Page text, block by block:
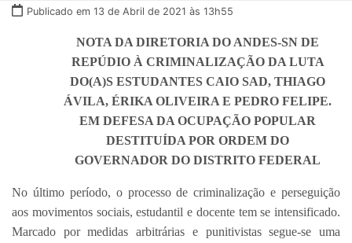
Publicado em 13 de Abril de 2021 às 13h55
NOTA DA DIRETORIA DO ANDES-SN DE
REPÚDIO À CRIMINALIZAÇÃO DA LUTA
DO(A)S ESTUDANTES CAIO SAD, THIAGO
ÁVILA, ÉRIKA OLIVEIRA E PEDRO FELIPE.
EM DEFESA DA OCUPAÇÃO POPULAR
DESTITUÍDA POR ORDEM DO
GOVERNADOR DO DISTRITO FEDERAL
No último período, o processo de criminalização e perseguição
aos movimentos sociais, estudantil e docente tem se intensificado.
Marcado por medidas arbitrárias e punitivistas segue-se uma